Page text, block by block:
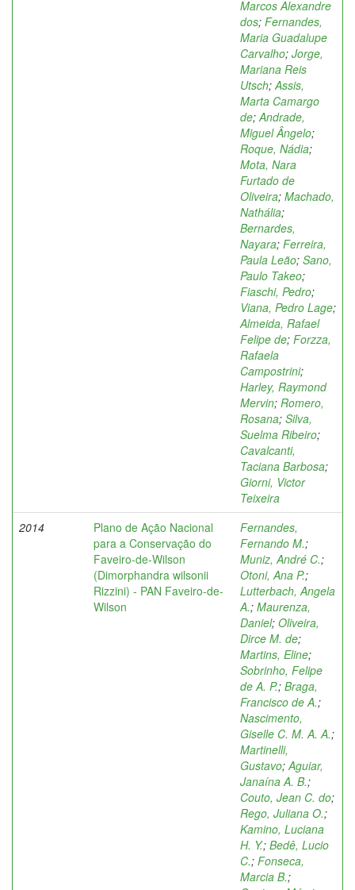
Marcos Alexandre
dos; Fernandes,
Maria Guadalupe
Carvalho; Jorge,
Mariana Reis
Utsch;Assis,
Marta Camargo
de;Andrade,
Miguel Ângelo;
Roque, Nádia;
Mota, Nara
Furtado de
Oliveira; Machado,
Nathália;
Bernardes,
Nayara; Ferreira,
Paula Leão; Sano,
Paulo Takeo;
Fiaschi, Pedro;
Viana, Pedro Lage;
Almeida, Rafael
Felipe de; Forzza,
Rafaela
Campostrini;
Harley, Raymond
Mervin; Romero,
Rosana; Silva,
Suelma Ribeiro;
Cavalcanti,
Taciana Barbosa;
Giorni, Victor
Teixeira
2014
Plano de Ação Nacional
para a Conservação do
Faveiro-de-Wilson
(Dimorphandra wilsonii
Rizzini) - PAN Faveiro-de-
Wilson
Fernandes,
Fernando M.;
Muniz, André C.;
Otoni, Ana P.;
Lutterbach, Angela
A.; Maurenza,
Daniel; Oliveira,
Dirce M. de;
Martins, Eline;
Sobrinho, Felipe
de A. P.; Braga,
Francisco de A.;
Nascimento,
Giselle C. M. A. A.;
Martinelli,
Gustavo;Aguiar,
Janaína A. B.;
Couto, Jean C. do;
Rego, Juliana O.;
Kamino, Luciana
H. Y.; Bedê, Lucio
C.; Fonseca,
Marcia B.;